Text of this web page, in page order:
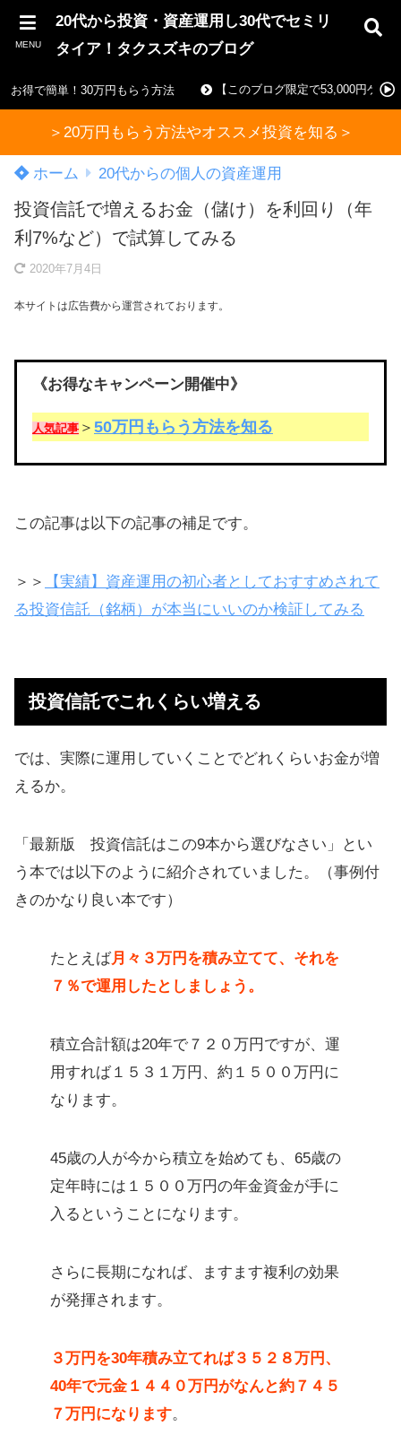
MENU
20代から投資・資産運用し30代でセミリ
タイア！タクスズキのブログ
お得で簡単！30万円もらう方法 【このブログ限定で53,000円ゲッ
＞20万円もらう方法やオススメ投資を知る＞
ホーム 20代からの個人の資産運用
投資信託で増えるお金（儲け）を利回り（年
利7%など）で試算してみる
2020年7月4日
本サイトは広告費から運営されております。
《お得なキャンペーン開催中》
人気記事 ＞ 50万円もらう方法を知る
この記事は以下の記事の補足です。
＞＞
【実績】資産運用の初心者としておすすめされて
る投資信託（銘柄）が本当にいいのか検証してみる
投資信託でこれくらい増える
では、実際に運用していくことでどれくらいお金が増
えるか。
「最新版 投資信託はこの9本から選びなさい」とい
う本では以下のように紹介されていました。（事例付
きのかなり良い本です）
たとえば月々３万円を積み立てて、それを
７％で運用したとしましょう。
積立合計額は20年で７２０万円ですが、運
用すれば１５３１万円、約１５００万円に
なります。
45歳の人が今から積立を始めても、65歳の
定年時には１５００万円の年金資金が手に
入るということになります。
さらに長期になれば、ますます複利の効果
が発揮されます。
３万円を30年積み立てれば３５２８万円、
40年で元金１４４０万円がなんと約７４５
７万円になります。